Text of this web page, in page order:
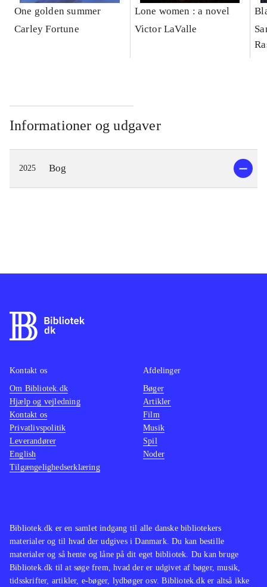
One golden summer
Carley Fortune
Lone women : a novel
Victor LaValle
Informationer og udgaver
2025 Bog
Bibliotek.dk er en samlet indgang til alle danske bibliotekers
materialer og til hvad der udgives i Danmark. Du kan bestille
materialer og så hente og låne på dit eget bibliotek. Du kan bruge
Bibliotek.dk til at søge frem, hvad der er udgivet af bøger, musik,
tidsskrifter, artikler, e-bøger, lydbøger osv. Bibliotek.dk er altså ikke
Kontakt os
Om Bibliotek.dk
Hjælp og vejledning
Kontakt os
Privatlivspolitik
Leverandører
English
Tilgængelighedserklæring
Afdelinger
Bøger
Artikler
Film
Musik
Spil
Noder